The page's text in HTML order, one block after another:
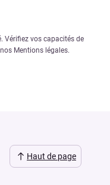
Vérifiez vos capacités de
Mentions légales.
Haut de page